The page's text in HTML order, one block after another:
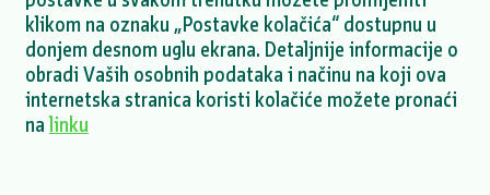
VIŠE NOVOSTI >
klikom na oznaku „Postavke kolačića“ dostupnu u
donjem desnom uglu ekrana. Detaljnije informacije o
obradi Vaših osobnih podataka i načinu na koji ova
internetska stranica koristi kolačiće možete pronaći
nalinku